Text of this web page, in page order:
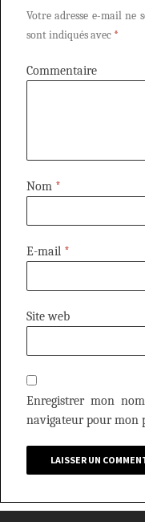
Votre adresse e-mail ne
sont indiqués avec *
Commentaire
Nom *
E-mail *
Site web
Enregistrer mon
navigateur pour mon